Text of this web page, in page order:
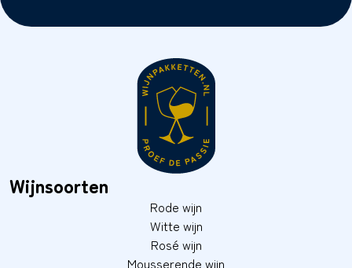
Wijnsoorten
Rode wijn
Witte wijn
Rosé wijn
Mousserende wijn